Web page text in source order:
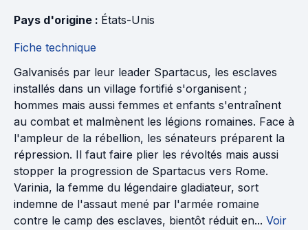
Pays d'origine : États-Unis
Fiche technique
Galvanisés par leur leader Spartacus, les esclaves
installés dans un village fortifié s'organisent ;
hommes mais aussi femmes et enfants s'entraînent
au combat et malmènent les légions romaines. Face à
l'ampleur de la rébellion, les sénateurs préparent la
répression. Il faut faire plier les révoltés mais aussi
stopper la progression de Spartacus vers Rome.
Varinia, la femme du légendaire gladiateur, sort
indemne de l'assaut mené par l'armée romaine
contre le camp des esclaves, bientôt réduit en... Voir